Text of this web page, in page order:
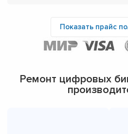
Показать прайс
Ремонт цифровых